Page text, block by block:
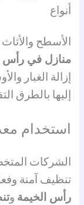
أنواع
الأسطح
منازل في رأس
إزالة الغبار
إليها بالطرق
استخدام
الشركات
تنظيف آمنة
رأس الخيمة و